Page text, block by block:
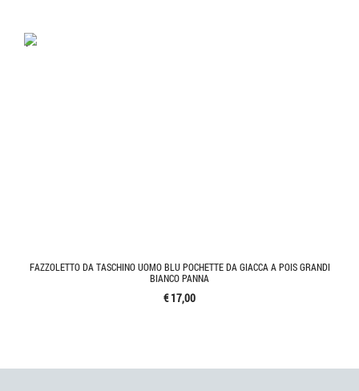
'.'
FAZZOLETTO DA TASCHINO UOMO BLU POCHETTE DA GIACCA A POIS GRANDI
BIANCO PANNA
€ 17,00